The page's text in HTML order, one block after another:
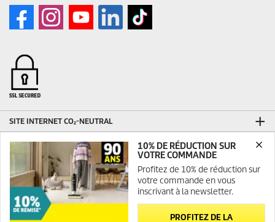
10% DE RÉDUCTION SUR
VOTRE COMMANDE
Profitez de 10% de réduction sur
votre commande en vous
inscrivant à la newsletter.
PROFITEZ DE LA
SITE INTERNET CO₂-NEUTRAL
CONTACT
INFORMATIONS GÉNÉRALES
Abonnement Newsletter
FAQ
Plan du site